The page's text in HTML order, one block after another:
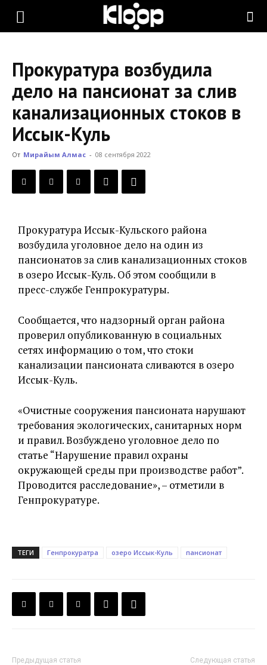
KLOOP.KG
Новости
Кыргызстана
Прокуратура возбудила
дело на пансионат за слив
канализационных стоков в
Иссык-Куль
От Мирайым Алмас - 08 сентября 2022
Прокуратура Иссык-Кульского района
возбудила уголовное дело на один из
пансионатов за слив канализационных стоков
в озеро Иссык-Куль. Об этом сообщили в
пресс-службе Генпрокуратуры.
Сообщается, что надзорный орган района
проверил опубликованную в социальных
сетях информацию о том, что стоки
канализации пансионата сливаются в озеро
Иссык-Куль.
«Очистные сооружения пансионата нарушают
требования экологических, санитарных норм
и правил. Возбуждено уголовное дело по
статье “Нарушение правил охраны
окружающей среды при производстве работ”.
Проводится расследование», – отметили в
Генпрокуратуре.
ТЕГИ Генпрокуратра озеро Иссык-Куль пансионат
Предыдущая статья Следующая статья